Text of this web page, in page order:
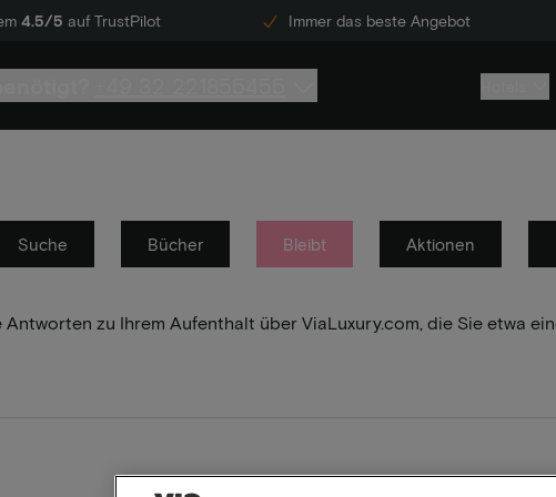
4.5/5 auf TrustPilot Immer das beste Angebot
Suche Bücher Bleibt Aktionen
zu Ihrem Aufenthalt über ViaLuxury.com, die Sie etwa